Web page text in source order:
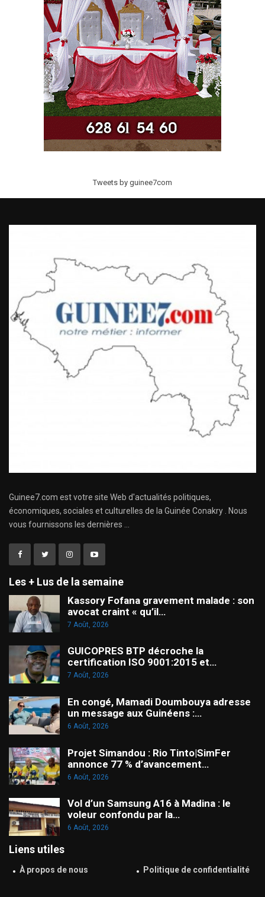
Tweets by guinee7com
Guinee7.com est votre site Web d'actualités politiques,
économiques, sociales et culturelles de la Guinée Conakry . Nous
vous fournissons les dernières ...
Les + Lus de la semaine
Kassory Fofana gravement malade : son
avocat craint « qu’il…
7 Août, 2026
GUICOPRES BTP décroche la
certification ISO 9001:2015 et…
7 Août, 2026
En congé, Mamadi Doumbouya adresse
un message aux Guinéens :…
6 Août, 2026
Projet Simandou : Rio Tinto|SimFer
annonce 77 % d’avancement…
6 Août, 2026
Vol d’un Samsung A16 à Madina : le
voleur confondu par la…
6 Août, 2026
Liens utiles
À propos de nous Politique de confidentialité